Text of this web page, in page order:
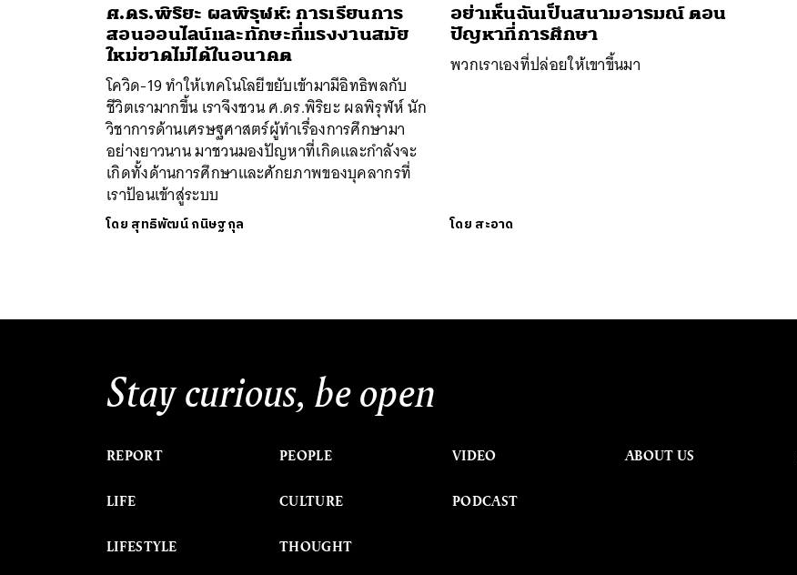
ศ.ดร.พิริยะ ผลพิรุฬห์: การเรียนการ
สอนออนไลน์และทักษะที่แรงงานสมัย
ใหม่ขาดไม่ได้ในอนาคต
โควิด-19 ทำให้เทคโนโลยีขยับเข้ามามีอิทธิพลกับ
ชีวิตเรามากขึ้น เราจึงชวน ศ.ดร.พิริยะ ผลพิรุฬห์ นัก
วิชาการด้านเศรษฐศาสตร์ผู้ทำเรื่องการศึกษามา
อย่างยาวนาน มาชวนมองปัญหาที่เกิดและกำลังจะ
เกิดทั้งด้านการศึกษาและศักยภาพของบุคลากรที่
เราป้อนเข้าสู่ระบบ
โดย สุทธิพัฒน์ กนิษฐกุล
อย่าเห็นฉันเป็นสนามอารมณ์ ตอน
ปัญหาที่การศึกษา
พวกเราเองที่ปล่อยให้เขาขึ้นมา
โดย สะอาด
Stay curious, be open
REPORT
LIFE
LIFESTYLE
PEOPLE
CULTURE
THOUGHT
VIDEO
PODCAST
ABOUT US